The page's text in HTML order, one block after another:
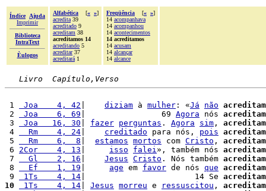
Índice
Ajuda
Imprimir
Biblioteca
IntraText
Èulogos
Alfabética [« »]
acredita 39
acreditado 9
acreditam 38
acreditamos 14
acreditando 5
acreditar37
acreditará 1
Freqüência [« »]
14 acompanhava
14 acompanhou
14 acontecimentos
14 acreditamos
14 acusam
14 alcançar
14 alcance
Livro  Capítulo,Verso
1 Joa    4, 42 diziam à mulher : «Já não
2
Joa    6, 69 |                69 Agora nós
3
Joa   16, 30 fazer perguntas . Agora sim ,
4
  Rm    4, 24
creditado para nós, pois
5
  Rm    6,  8
estamos mortos com Cristo ,
6 2Cor    4, 13 isso falei», também nós
7
  Gl    2, 16
Jesus Cristo . Nós também
8
  Ef    1, 19
age em favor de nós que
9
1Ts    4, 14 |                       14 Se
10
1Ts    4, 14 Jesus morreu e ressuscitou ,